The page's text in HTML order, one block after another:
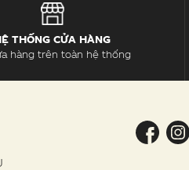
THỐNG CỬA HÀNG
hàng trên toàn hệ thống